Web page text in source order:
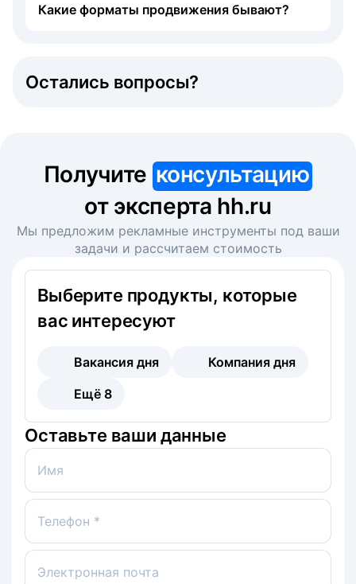
Какие форматы продвижения бывают?
Остались вопросы?
Получите консультацию
от эксперта hh.ru
Мы предложим рекламные инструменты под ваши
задачи и рассчитаем стоимость
Выберите продукты, которые
вас интересуют
Вакансия дня
Компания дня
Ещё 8
Оставьте ваши данные
Имя
Телефон *
Электронная почта